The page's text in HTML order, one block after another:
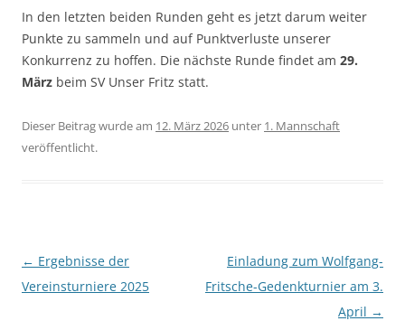
In den letzten beiden Runden geht es jetzt darum weiter
Punkte zu sammeln und auf Punktverluste unserer
Konkurrenz zu hoffen. Die nächste Runde findet am 29.
März beim SV Unser Fritz statt.
Dieser Beitrag wurde am 12. März 2026 unter 1. Mannschaft
veröffentlicht.
Beitragsnavigation
← Ergebnisse der
Vereinsturniere 2025
Einladung zum Wolfgang-
Fritsche-Gedenkturnier am 3.
April →